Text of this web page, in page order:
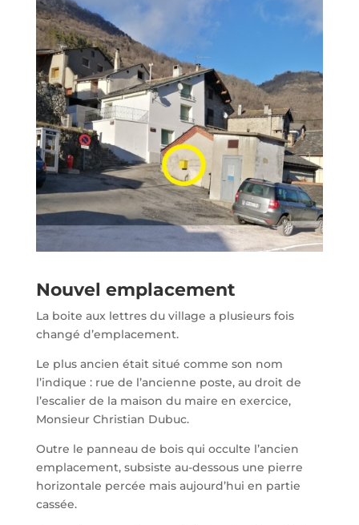
Nouvel emplacement
La boite aux lettres du village a plusieurs fois
changé d’emplacement.
Le plus ancien était situé comme son nom
l’indique : rue de l’ancienne poste, au droit de
l’escalier de la maison du maire en exercice,
Monsieur Christian Dubuc.
Outre le panneau de bois qui occulte l’ancien
emplacement, subsiste au-dessous une pierre
horizontale percée mais aujourd’hui en partie
cassée.